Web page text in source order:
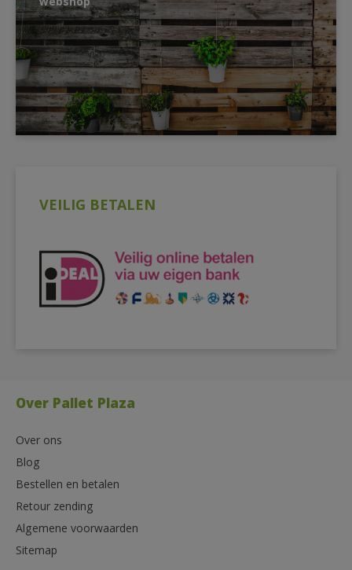
VEILIG BETALEN
Over Pallet Plaza
Over ons
Blog
Bestellen en betalen
Retour zending
Algemene voorwaarden
Sitemap